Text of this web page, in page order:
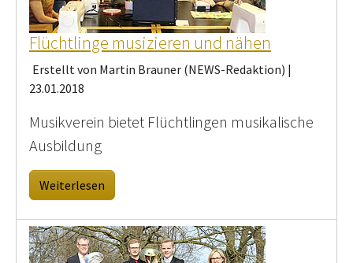
Flüchtlinge musizieren und nähen
Erstellt von Martin Brauner (NEWS-Redaktion) |
23.01.2018
Musikverein bietet Flüchtlingen musikalische
Ausbildung
Weiterlesen